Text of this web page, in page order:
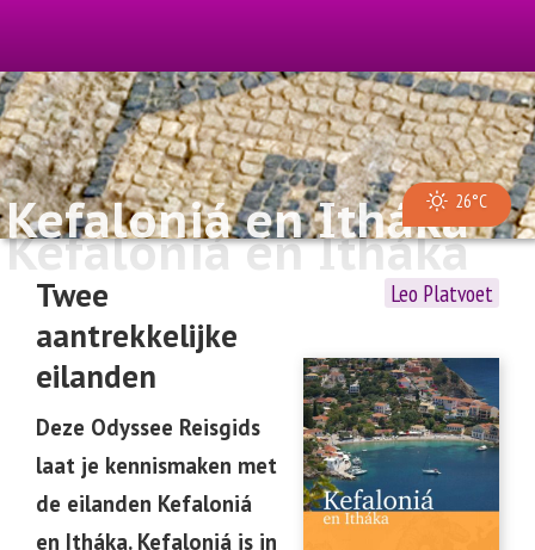
Kefaloniá en Itháka
Kefaloniá en Itháka26°C
Leo Platvoet
Twee
aantrekkelijke
eilanden
Deze Odyssee Reisgids
laat je kennismaken met
de eilanden Kefaloniá
en Itháka. Kefaloniá is in